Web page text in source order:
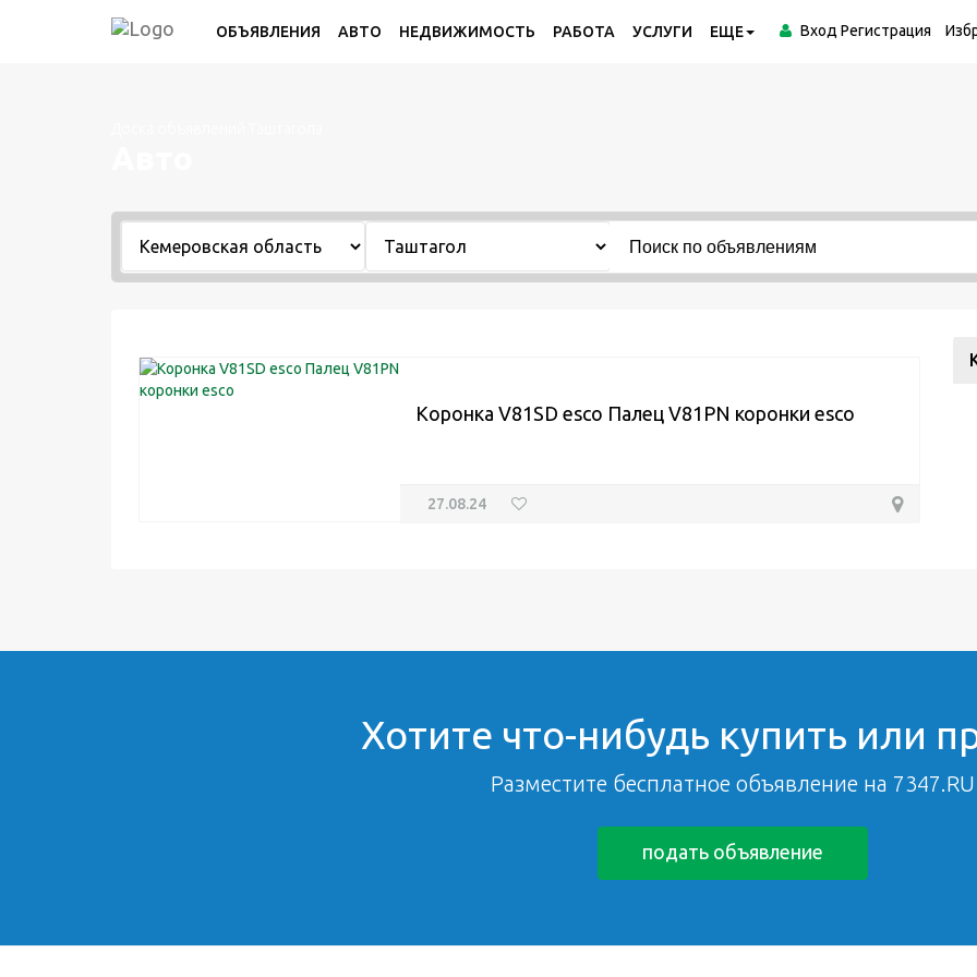
ОБЪЯВЛЕНИЯ АВТО НЕДВИЖИМОСТЬ РАБОТА УСЛУГИ ЕЩЕ Вход Регистрация
Коронка V81SD esco Палец V81PN коронки esco
27.08.24
Хотите что-нибудь купить или
Разместите бесплатное объявление на 7347.RU
подать объявление